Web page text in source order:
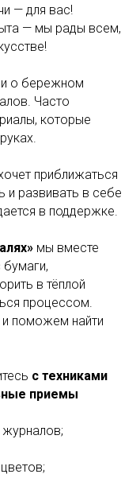
— для вас!
— мы рады всем,
и о бережном
Часто
которые
приближаться
и развивать в себе
в поддержке.
мы вместе
в тёплой
процессом.
поможем найти
с техниками
приемы
журналов;